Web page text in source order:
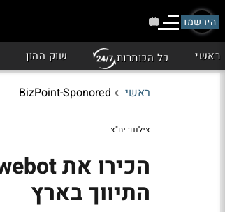
הירשמו
ראשי כל הכותרות שוק ההון
ראשי BizPoint-Sponored
צילום: יח"צ
התיווך בארץ